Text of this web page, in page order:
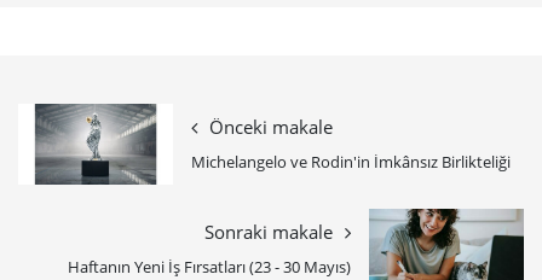
Önceki makale
Michelangelo ve Rodin'in İmkânsız Birlikteliği
Sonraki makale
Haftanın Yeni İş Fırsatları (23 - 30 Mayıs)